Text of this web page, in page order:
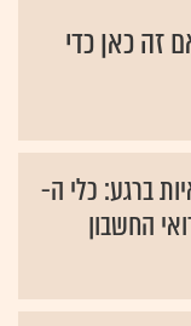
זה כאן כדי
ברגע: כלי ה-